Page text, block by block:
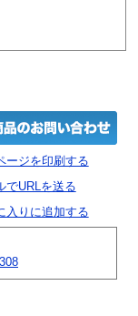
ージを印刷する
でURLを送る
入りに追加する